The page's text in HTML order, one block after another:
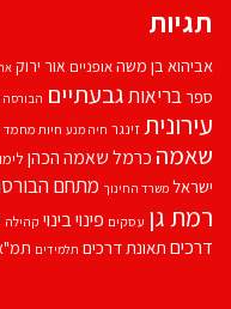
תגיות
אביהוא בן משהאופניים אור ירוק
ספרבריאותגבעתיים הבורסה
עירוניתזינגר חיה מנע חיות מחמד
שאמה כרמל שאמה הכהן
ישראל משרד החינוך מתחם
רמת גן עסקים פינוי בינוי קהילה
דרכים תאונת דרכים תלמידים תמ"א